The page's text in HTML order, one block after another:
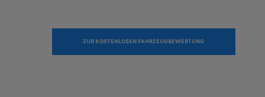
ZUR KOSTENLOSEN FAHRZEUGBEWERTUNG